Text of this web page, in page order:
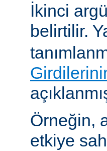
İkinci
belirtilir.
Örneğin,
etkiye